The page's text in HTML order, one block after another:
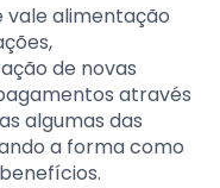
vale alimentação
de novas
através
algumas das
a forma como